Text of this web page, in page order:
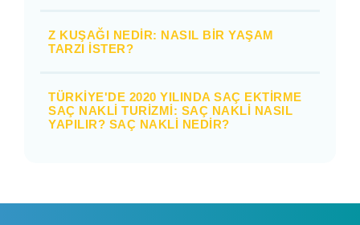
Z KUŞAĞI NEDIR: NASIL BIR YAŞAM
TARZI İSTER?
TÜRKIYE'DE 2020 YILINDA SAÇ EKTIRME
SAÇ NAKLI TURIZMI: SAÇ NAKLI NASIL
YAPILIR? SAÇ NAKLI NEDIR?